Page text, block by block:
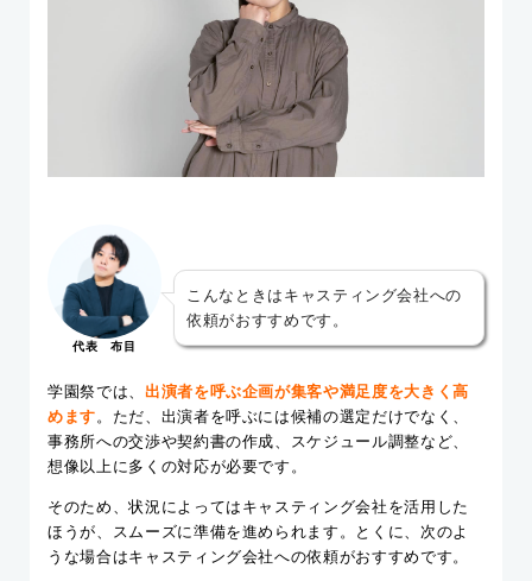
代表 布目
こんなときはキャスティング会社への
依頼がおすすめです。
学園祭では、 出演者を呼ぶ企画が集客や満足度を大きく高
めます 。ただ、出演者を呼ぶには候補の選定だけでなく、
事務所への交渉や契約書の作成、スケジュール調整など、
想像以上に多くの対応が必要です。
そのため、状況によってはキャスティング会社を活用した
ほうが、スムーズに準備を進められます。とくに、次のよ
うな場合はキャスティング会社への依頼がおすすめです。